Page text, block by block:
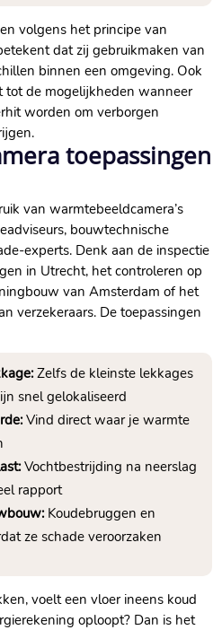
volgens het principe van
dat zij gebruikmaken van
binnen een omgeving.​ Ook
tot de mogelijkheden wanneer
worden om verborgen
toepassingen
van warmtebeeldcamera’s
bouwtechnische
experts.​ Denk aan de inspectie
in Utrecht, het controleren op
van Amsterdam of het
verzekeraars.​ De toepassingen
Zelfs de kleinste lekkages
snel gelokaliseerd
Vind direct waar je warmte
Vochtbestrijding na neerslag
rapport
Koudebruggen en
ze schade veroorzaken
voelt een vloer ineens koud
oploopt? Dan is het